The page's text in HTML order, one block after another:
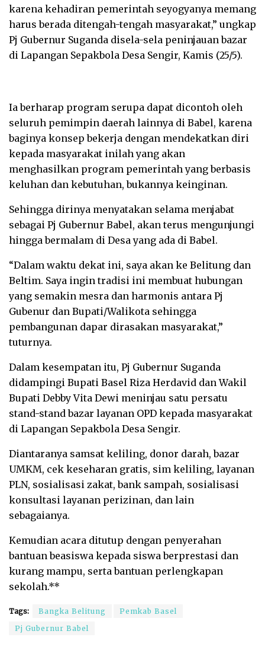
karena kehadiran pemerintah seyogyanya memang
harus berada ditengah-tengah masyarakat,” ungkap
Pj Gubernur Suganda disela-sela peninjauan bazar
di Lapangan Sepakbola Desa Sengir, Kamis (25/5).
Ia berharap program serupa dapat dicontoh oleh
seluruh pemimpin daerah lainnya di Babel, karena
baginya konsep bekerja dengan mendekatkan diri
kepada masyarakat inilah yang akan
menghasilkan program pemerintah yang berbasis
keluhan dan kebutuhan, bukannya keinginan.
Sehingga dirinya menyatakan selama menjabat
sebagai Pj Gubernur Babel, akan terus mengunjungi
hingga bermalam di Desa yang ada di Babel.
“Dalam waktu dekat ini, saya akan ke Belitung dan
Beltim. Saya ingin tradisi ini membuat hubungan
yang semakin mesra dan harmonis antara Pj
Gubenur dan Bupati/Walikota sehingga
pembangunan dapar dirasakan masyarakat,”
tuturnya.
Dalam kesempatan itu, Pj Gubernur Suganda
didampingi Bupati Basel Riza Herdavid dan Wakil
Bupati Debby Vita Dewi meninjau satu persatu
stand-stand bazar layanan OPD kepada masyarakat
di Lapangan Sepakbola Desa Sengir.
Diantaranya samsat keliling, donor darah, bazar
UMKM, cek keseharan gratis, sim keliling, layanan
PLN, sosialisasi zakat, bank sampah, sosialisasi
konsultasi layanan perizinan, dan lain
sebagaianya.
Kemudian acara ditutup dengan penyerahan
bantuan beasiswa kepada siswa berprestasi dan
kurang mampu, serta bantuan perlengkapan
sekolah.**
Tags: Bangka Belitung
Pemkab Basel
Pj Gubernur Babel